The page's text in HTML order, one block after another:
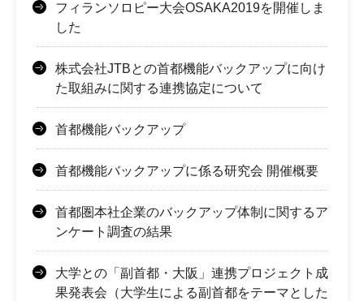
フィランソロピー大会OSAKA2019を開催しま
した
株式会社JTBとの首都機能バックアップに向け
た取組みに関する連携協定について
首都機能バックアップ
首都機能バックアップに係る研究会 開催概要
首都圏本社企業のバックアップ体制に関するア
ンケート調査の結果
大学との「副首都・大阪」連携プロジェクト成
果発表会（大学生による副首都をテーマとした